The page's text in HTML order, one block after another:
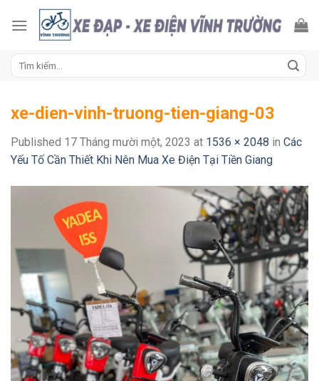
xe-dien-vinh-truong-tien-giang-03
Published 17 Tháng mười một, 2023 at 1536 × 2048 in Các
Yếu Tố Cần Thiết Khi Nên Mua Xe Điện Tại Tiền Giang